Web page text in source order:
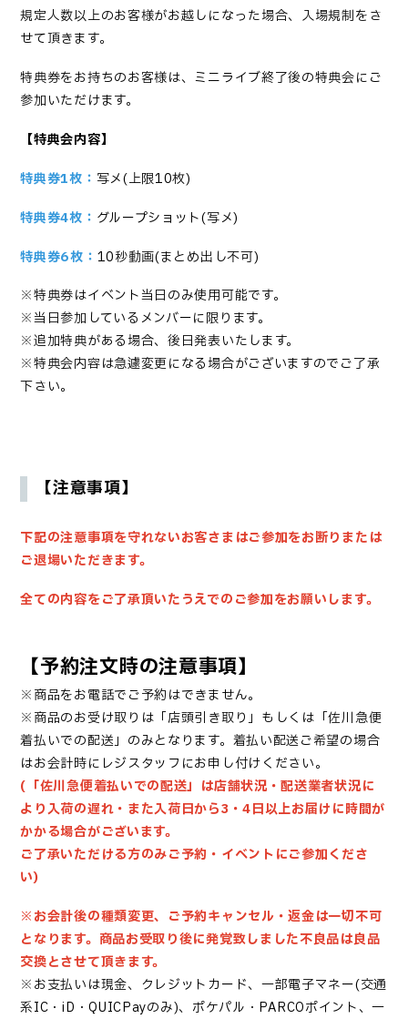
規定人数以上のお客様がお越しになった場合、入場規制をさ
せて頂きます。
特典券をお持ちのお客様は、ミニライブ終了後の特典会にご
参加いただけます。
【特典会内容】
特典券1枚： 写メ(上限10枚)
特典券4枚： グループショット(写メ)
特典券6枚： 10秒動画(まとめ出し不可)
※特典券はイベント当日のみ使用可能です。
※当日参加しているメンバーに限ります。
※追加特典がある場合、後日発表いたします。
※特典会内容は急遽変更になる場合がございますのでご了承
下さい。
【注意事項】
下記の注意事項を守れないお客さまはご参加をお断りまたは
ご退場いただきます。
全ての内容をご了承頂いたうえでのご参加をお願いします。
【予約注文時の注意事項】
※商品をお電話でご予約はできません。
※商品のお受け取りは「店頭引き取り」もしくは「佐川急便
着払いでの配送」のみとなります。着払い配送ご希望の場合
はお会計時にレジスタッフにお申し付けください。
(「佐川急便着払いでの配送」は店舗状況・配送業者状況に
より入荷の遅れ・また入荷日から3・4日以上お届けに時間が
かかる場合がございます。
ご了承いただける方のみご予約・イベントにご参加くださ
い)
※お会計後の種類変更、ご予約キャンセル・返金は一切不可
となります。 商品お受取り後に発覚致しました不良品は良品
交換とさせて頂きます。
※お支払いは現金、クレジットカード、一部電子マネー(交通
系IC・iD・QUICPayのみ)、ポケパル・PARCOポイント、一